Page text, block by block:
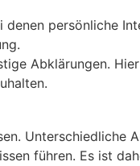
denen persönliche
Abklärungen.
Unterschiedliche
führen. Es ist